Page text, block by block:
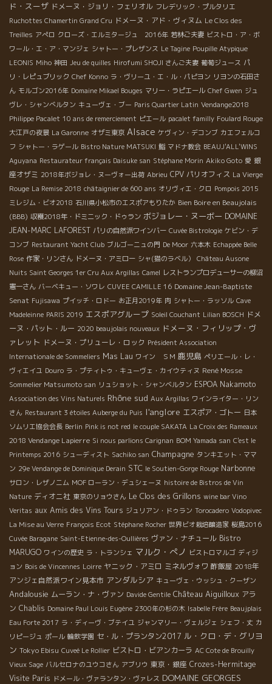
ド・スーザ ドメーヌ・ジョリ・フェリオル フレデリック・プルタリエ
Ruchottes Chamertin Grand Cru ドメーヌ・アド・ヴィヌム Le Clos des
Treilles アぺロ クローズ・エルミタージュ 2016年 若林ご夫妻 ビストロ・ア・ボ
ワール・エ・ア・マンジェ シャトー・プレザンス Le Tagine Poupille Atypique
LEONIS Miho 神田 Jeu de quilles Hirofumi SHOJI さんご夫妻 葡萄ジュース パ
リ・レピュブリック Chef Konno ラ・ヴリーユ・エ・ル・パピヨン リヨンの石田さ
ん モルゴン2016年 Domaine Mikael Bouges マリー・ラピエール Chef Gwen ジュ
ヴレ・シャンべルタン キューヴェ・ブー Paris Quartier Latin Vendange2018
Philippe Pacalet 10 ans de remerciement ピエール pacalet familly Foulard Rouge
大江戸の夜景 La Garonne オザミ東京 Alsace ケヴィン・デコンブ カエフェルコ
フ シャトー・ラゲール Bistro Nature MATSUKI 鮨 マドナ教会 BEAUJ'ALL'WINS
Aguyana Restaurateur français Daisuke san Stéphane Morin Akiko Goto 愛 銀
座オザミ 2018年ボジョレ・ヌーヴォー出荷 Abrieu CPV パリオフィス La Vierge
Rouge La Remise 2018 châtaignier de 600 ans オリヴィエ・クロ Pompois 2015
ミレジム・ビオ2018 石川県小松市のエスポアもりたか Bien Boire en Beaujolais
(BBB) 収穫2018年・ドミニック・ドゥラン ボジョレー・ヌーボー DOMAINE
JEAN-MARC LAFOREST パリの自然派ワインバー Cuvée Bistrologie ケビン・デ
コンブ Restaurant Yacht Club ブルゴーニュの門 De Moor 六本木 Echappée Belle
Rose 作家・リンさん ドメーヌ・アミロー シャ(猫のラベル）
Château Ausone
Nuits Saint Georges 1er Cru Aux Argillas Camel レストランプロデューサーの柳沼
憲一さん バーベキュー・ソワレ CUVEE CAMILLE 16 Domaine Jean-Baptiste
Senat Fujisawa プイッチ・ロドー お正月2019年 肉 シャトー・ラッソル Cave
Madeleinne PARIS 2019 エスポアグループ Soleil Couchant Lilian BOSCH ドメ
ーヌ・パット・ルー 2020 beaujolais nouveaux ドメーヌ・フィリップ・ヴ
ァレット ドメーヌ・プリューレ・ロック Président Association
Internationale de Sommeliers Mas Lau ワイン ＳＭ 鹿児島 ペリエール・レ・
ヴィエイユ Douro ラ・プティトゥ・キューヴェ・カイウティヌ René Mosse
Sommelier Matsumoto san リュショット・シャンベルタン ESPOA Nakamoto
Association des Vins Naturels Rhône sud Aux Argillas ワインライター・リン
さん Restaurant 3 étoiles Auberge du Puis l'anglore エスポア・ゴトー 日本
ソムリエ協会会長 Berlin Pink is not red le couple SAKATA La Croix des Rameaux
2018 Vendange Lapierre Si nous parlions Carignan BOM Yamada san C'est le
Printemps 2016 シューディスト Sachiko san Champagne タンキエット・ママ
ン 29e Vendange de Dominique Derain STC le Soutien-Gorge Rouge Narbonne
サロン・レザノニム MOF ローラン・デュシェーヌ histoire de Bistros de Vin
Nature ディオニ社 東京のリョウさん Le Clos des Grillons wine bar Vino
Veritas aux Amis des Vins Tours ジュリアン・ドゥラン Torocadero Vodopivec
La Mise au Verre François Ecot Stéphane Rocher 世界ビオ栽培醸造家 桜島2016
Cuvée Baragane Saint-Etienne-des-Oullières ヴァン・ナチュール Bistro
MARUGO ワインの歴史 ラ・トランシェ マルク・ぺノ ビストロマルゴ ディジ
ョン Bois de Vincennes Loirre ヤニック・アミロ ミネルヴォワ 酢飯屋 2018年
アンジェ自然派ワイン見本市 アンダルシア キューヴェ・ウッシュ・クーザン
Andalousie ムーラン・ナ・ヴァン Davide Gentile Château Aiguilloux アラ
ン Chablis Domaine Paul Louis Eugène 2300年の杉の木 Isabelle Frère Beaujplais
Eau Forte 2017 ラ・ディーヴ・ブテイユ ジャンマリー・ヴェルジェ シェフ・丈 カ
リピージュ ポール 輪飲学園 セ・ル・プランタン2017 ル・クロ・デ・グリヨ
ン Tokyo Ebisu Cuveé Le Rollier ビストロ・ビアンカーラ AC Cote de Brouilly
Vieux Sage バルセロナのユウコさん アブリウ 東京・銀座 Crozes-Hermitage
Visite Paris ドメール・ヴァランタン・ヴァレス DOMAINE GEORGES